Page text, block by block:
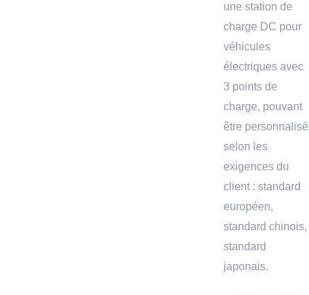
une station de
charge DC pour
véhicules
électriques avec
3 points de
charge, pouvant
être personnalisé
selon les
exigences du
client : standard
européen,
standard chinois,
standard
japonais.